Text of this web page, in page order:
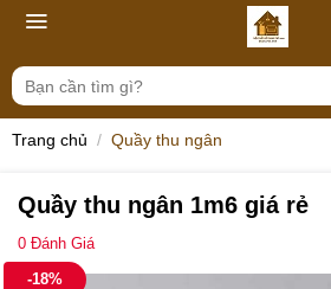
Skip
content
Tìm
kiếm:
Trang chủ / Quầy thu ngân
Quầy thu ngân 1m6 giá rẻ
0 Đánh Giá
-18%